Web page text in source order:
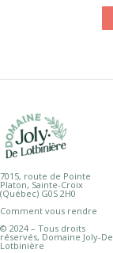
7015, route de Pointe
Platon, Sainte-Croix
(Québec) G0S 2H0
Comment vous rendre
© 2024 – Tous droits
réservés, Domaine Joly-De
Lotbinière